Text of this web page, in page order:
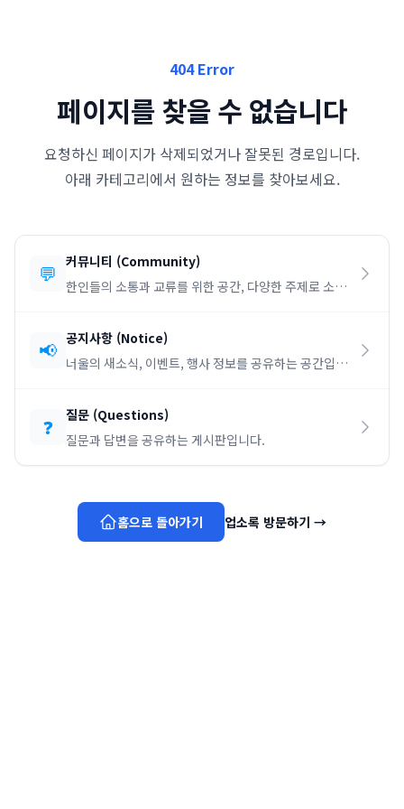
404 Error
페이지를 찾을 수 없습니다
요청하신 페이지가 삭제되었거나 잘못된 경로입니다.
아래 카테고리에서 원하는 정보를 찾아보세요.
💬 커뮤니티 (Community)
한인들의 소통과 교류를 위한 공간, 다양한 주제로 소통
📢 공지사항 (Notice)
너울의 새소식, 이벤트, 행사 정보를 공유하는 공간입니
❓ 질문 (Questions)
질문과 답변을 공유하는 게시판입니다.
홈으로 돌아가기 업소록 방문하기 →